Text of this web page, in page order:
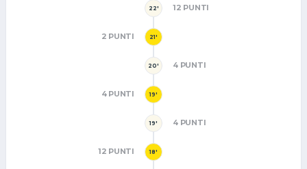
22' 12 PUNTI
21'
2 PUNTI
20' 4 PUNTI
19'
4 PUNTI
19' 4 PUNTI
18'
12 PUNTI